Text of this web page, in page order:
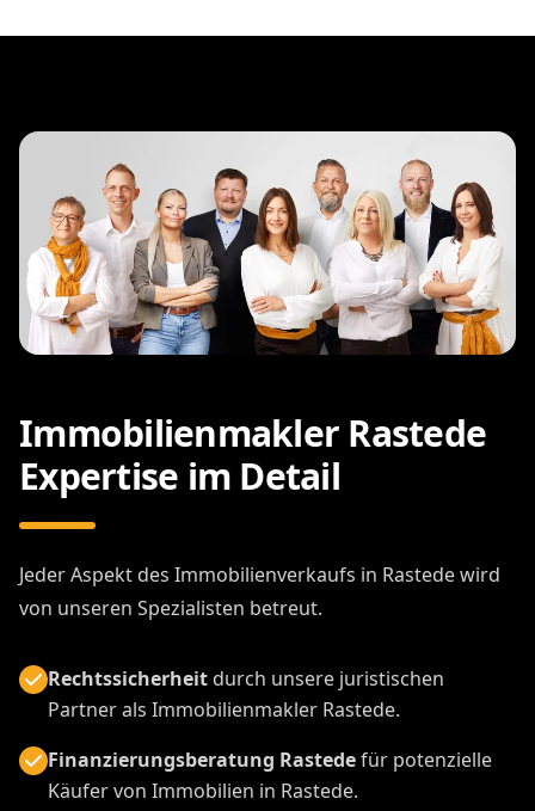
Immobilienmakler Rastede
Expertise im Detail
Jeder Aspekt des Immobilienverkaufs in Rastede wird
von unseren Spezialisten betreut.
Rechtssicherheitdurch unsere juristischen
Partner als Immobilienmakler Rastede.
Finanzierungsberatung Rastedefür potenzielle
Käufer von Immobilien in Rastede.